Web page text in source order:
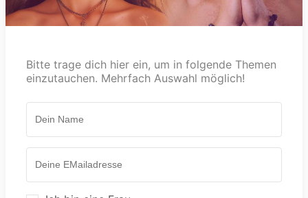
Bitte trage dich hier ein, um in folgende Themen
einzutauchen. Mehrfach Auswahl möglich!